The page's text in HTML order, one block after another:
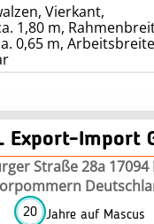
Vierkant,
1,80 m,
0,65 m,
Export-Import
Straße 28a
20 Jahre auf Mascus